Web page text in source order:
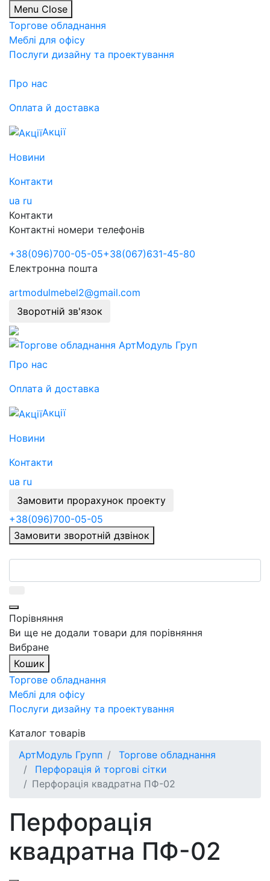
Menu Close
Торгове обладнання
Меблі для офісу
Послуги дизайну та проектування
Про нас
Оплата й доставка
Акції
Новини
Контакти
ua ru
Контакти
Контактні номери телефонів
+38(096)700-05-05+38(067)631-45-80
Електронна пошта
artmodulmebel2@gmail.com
Зворотній зв'язок
Про нас
Оплата й доставка
Акції
Новини
Контакти
ua ru
Замовити прорахунок проекту
+38(096)700-05-05
Замовити зворотній дзвінок
Порівняння
Ви ще не додали товари для порівняння
Вибране
Кошик
Торгове обладнання
Меблі для офісу
Послуги дизайну та проектування
Каталог товарів
АртМодуль Групп
Торгове обладнання
Перфорація й торгові сітки
Перфорація квадратна ПФ-02
Перфорація
квадратна ПФ-02